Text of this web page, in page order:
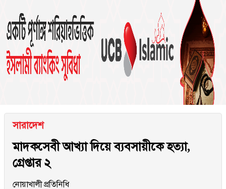
সারাদেশ
মাদকসেবী আখ্যা দিয়ে ব্যবসায়ীকে হত্যা,
গ্রেপ্তার ২
নোয়াখালী প্রতিনিধি